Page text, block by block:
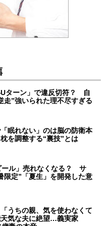
Uターン」で違反切符？ 自
走”強いられた理不尽すぎる
眠れない」のは脳の防衛本
を調整する“裏技”とは
ール」売れなくなる？ サ
限定”「夏生」を開発した意
「うちの親、気を使わなくて
気な夫に絶望…義実家